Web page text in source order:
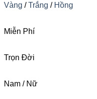
Vàng /Trắng / Hồng
Miễn Phí
Trọn Đời
Nam / Nữ